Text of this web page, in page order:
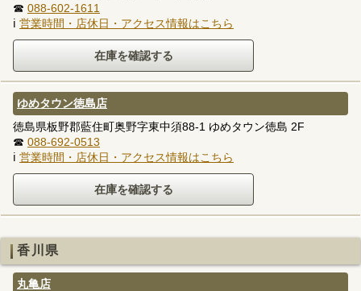
☎ 088-602-1611
ℹ 営業時間・店休日・アクセス情報はこちら
ゆめタウン徳島店
徳島県板野郡藍住町奥野字東中須88-1 ゆめタウン徳島 2F
☎ 088-692-0513
ℹ 営業時間・店休日・アクセス情報はこちら
香川県
丸亀店